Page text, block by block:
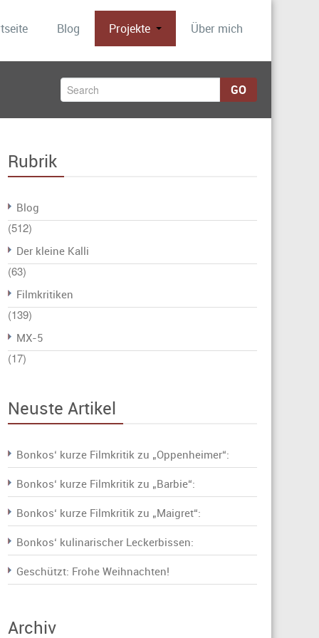
Blog Projekte Über mich
GO
Rubrik
Blog
(512)
Der kleine Kalli
(63)
Filmkritiken
(139)
MX-5
(17)
Neuste Artikel
Bonkos‘ kurze Filmkritik zu „Oppenheimer“:
Bonkos‘ kurze Filmkritik zu „Barbie“:
Bonkos‘ kurze Filmkritik zu „Maigret“:
Bonkos‘ kulinarischer Leckerbissen:
Geschützt: Frohe Weihnachten!
Archiv